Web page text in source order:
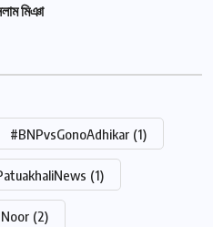
মিঞা
#BNPvsGonoAdhikar (1)
(1)
(2)